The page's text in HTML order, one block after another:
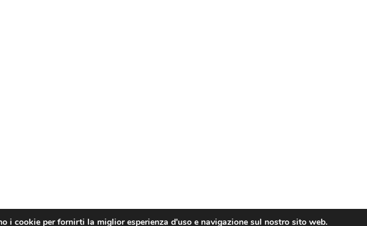
i cookie per fornirti la miglior esperienza d'uso e navigazione sul nostro sito web.